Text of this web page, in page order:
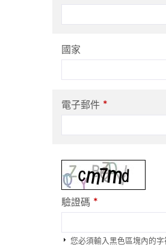
國家
電子郵件 *
驗證碼 *
您必須輸入黑色區塊內的字